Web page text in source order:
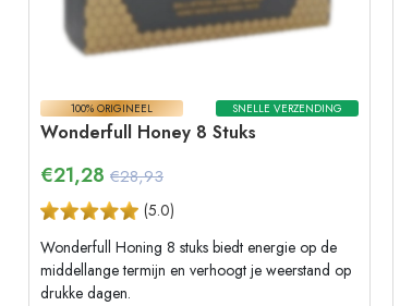
100% ORIGINEEL SNELLE VERZENDING
Wonderfull Honey 8 Stuks
€21,28 €28,93
(5.0)
Wonderfull Honing 8 stuks biedt energie op de
middellange termijn en verhoogt je weerstand op
drukke dagen.